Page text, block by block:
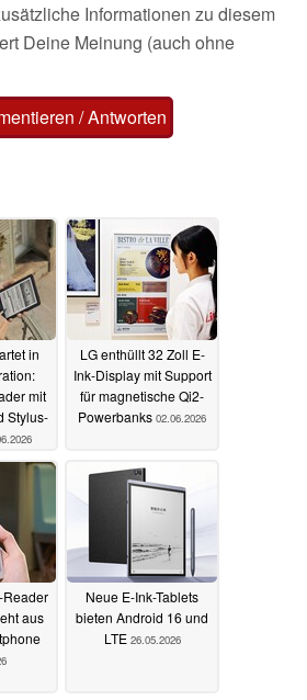
Informationen zu diesem
Deine Meinung (auch ohne
/ Antworten
in
mit
Stylus-
LG enthüllt 32 Zoll E-
Ink-Display mit Support
für magnetische Qi2-
Powerbanks 02.06.2026
Reader
aus
Neue E-Ink-Tablets
bieten Android 16 und
LTE 26.05.2026